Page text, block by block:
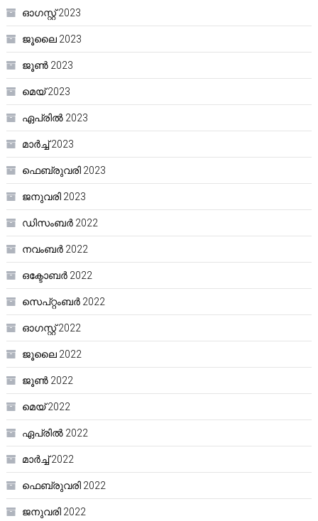
ഓഗസ്റ്റ്‌ 2023
ജൂലൈ 2023
ജൂൺ 2023
മെയ്‌ 2023
ഏപ്രിൽ 2023
മാർച്ച്‌ 2023
ഫെബ്രുവരി 2023
ജനുവരി 2023
ഡിസംബർ 2022
നവംബർ 2022
ഒക്ടോബർ 2022
സെപ്റ്റംബർ 2022
ഓഗസ്റ്റ്‌ 2022
ജൂലൈ 2022
ജൂൺ 2022
മെയ്‌ 2022
ഏപ്രിൽ 2022
മാർച്ച്‌ 2022
ഫെബ്രുവരി 2022
ജനുവരി 2022